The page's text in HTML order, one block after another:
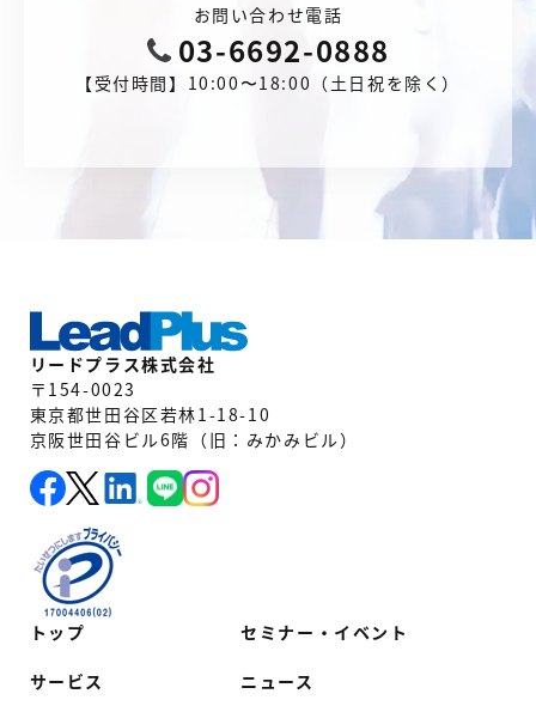
お問い合わせ電話
03-6692-0888
【受付時間】10:00〜18:00（土日祝を除く）
トップ
サービス
セミナー・イベント
ニュース
リードプラス株式会社
〒154-0023
東京都世田谷区若林1-18-10
京阪世田谷ビル6階（旧：みかみビル）